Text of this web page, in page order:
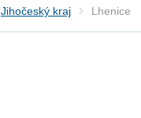
Jihočeský kraj Lhenice